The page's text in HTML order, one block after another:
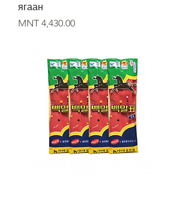
ягаан
Price
MNT 4,430.00